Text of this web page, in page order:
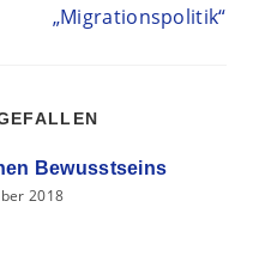
„Migrationspolitik“
Bewusstseins
2018